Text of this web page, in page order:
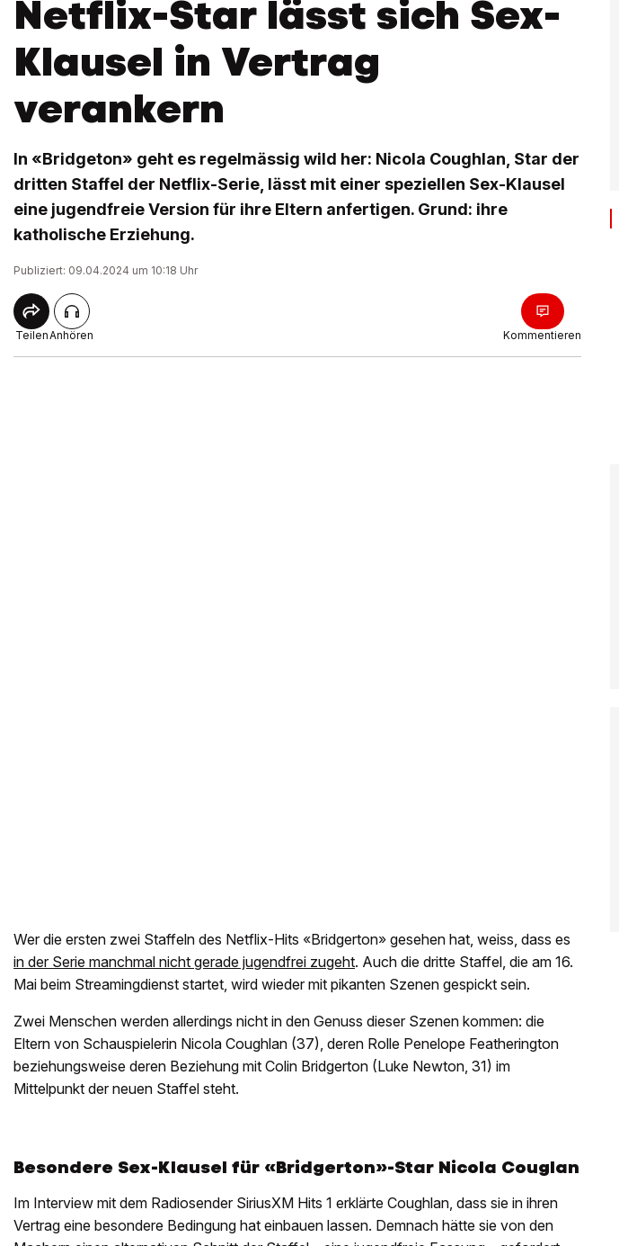
Netflix-Star lässt sich Sex-
Klausel in Vertrag
verankern
In «Bridgeton» geht es regelmässig wild her: Nicola Coughlan, Star der
dritten Staffel der Netflix-Serie, lässt mit einer speziellen Sex-Klausel
eine jugendfreie Version für ihre Eltern anfertigen. Grund: ihre
katholische Erziehung.
Publiziert: 09.04.2024 um 10:18 Uhr
TeilenAnhören Kommentieren
Wer die ersten zwei Staffeln des Netflix-Hits «Bridgerton» gesehen hat, weiss, dass es
in der Serie manchmal nicht gerade jugendfrei zugeht. Auch die dritte Staffel, die am 16.
Mai beim Streamingdienst startet, wird wieder mit pikanten Szenen gespickt sein.
Zwei Menschen werden allerdings nicht in den Genuss dieser Szenen kommen: die
Eltern von Schauspielerin Nicola Coughlan (37), deren Rolle Penelope Featherington
beziehungsweise deren Beziehung mit Colin Bridgerton (Luke Newton, 31) im
Mittelpunkt der neuen Staffel steht.
Besondere Sex-Klausel für «Bridgerton»-Star Nicola Couglan
Im Interview mit dem Radiosender SiriusXM Hits 1 erklärte Coughlan, dass sie in ihren
Vertrag eine besondere Bedingung hat einbauen lassen. Demnach hätte sie von den